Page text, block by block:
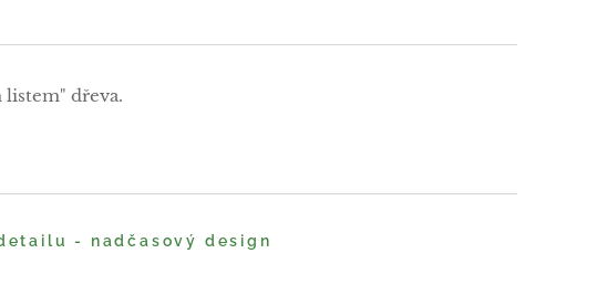
listem" dřeva.
- nadčasový design